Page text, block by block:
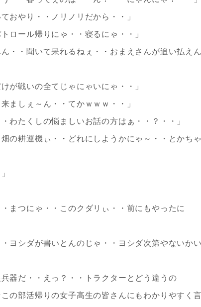
おやり・・ノリノリだから・・」
ロール帰りにゃ・・寝るにゃ・・」
・・聞いて呆れるねぇ・・おまえさんが追い払えん
が戦いの全てじゃにゃいにゃ・・」
ましぇ～ん・・てかｗｗｗ・・」
わたくしの悩ましいお話の方はぁ・・？・・」
の耕運機ぃ・・どれにしようかにゃ～・・とかちゃ
まつにゃ・・このクダリぃ・・前にもやったに
ヨシダが書いとんのじゃ・・ヨシダ次第やないかい
器だ・・えっ？・・トラクターとどう違うの
の部活帰りの女子高生の皆さんにもわかりやすく言